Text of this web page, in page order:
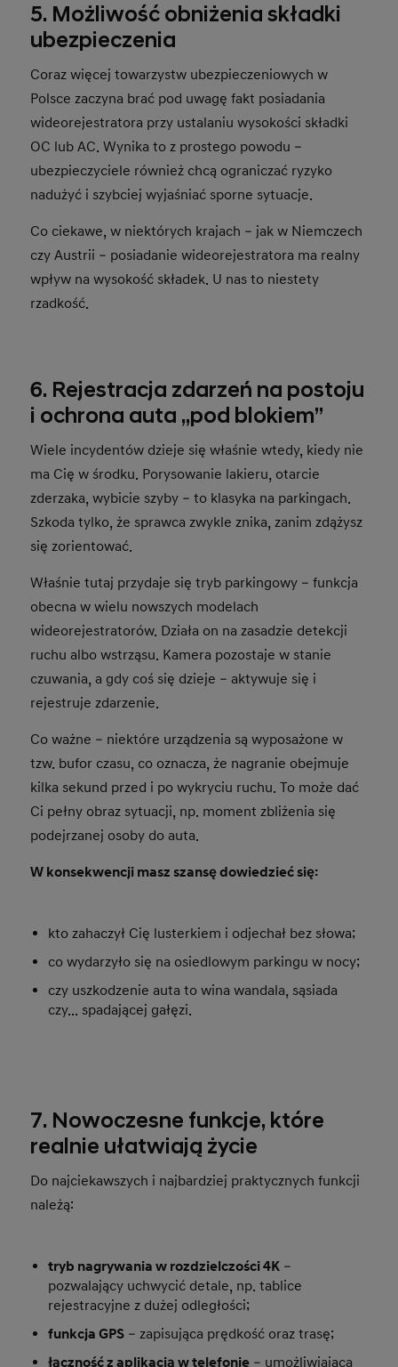
5. Możliwość obniżenia składki
ubezpieczenia
Coraz więcej towarzystw ubezpieczeniowych w
Polsce zaczyna brać pod uwagę fakt posiadania
wideorejestratora przy ustalaniu wysokości składki
OC lub AC. Wynika to z prostego powodu –
ubezpieczyciele również chcą ograniczać ryzyko
nadużyć i szybciej wyjaśniać sporne sytuacje.
Co ciekawe, w niektórych krajach – jak w Niemczech
czy Austrii – posiadanie wideorejestratora ma realny
wpływ na wysokość składek. U nas to niestety
rzadkość.
6. Rejestracja zdarzeń na postoju
i ochrona auta „pod blokiem”
Wiele incydentów dzieje się właśnie wtedy, kiedy nie
ma Cię w środku. Porysowanie lakieru, otarcie
zderzaka, wybicie szyby – to klasyka na parkingach.
Szkoda tylko, że sprawca zwykle znika, zanim zdążysz
się zorientować.
Właśnie tutaj przydaje się tryb parkingowy – funkcja
obecna w wielu nowszych modelach
wideorejestratorów. Działa on na zasadzie detekcji
ruchu albo wstrząsu. Kamera pozostaje w stanie
czuwania, a gdy coś się dzieje – aktywuje się i
rejestruje zdarzenie.
Co ważne – niektóre urządzenia są wyposażone w
tzw. bufor czasu, co oznacza, że nagranie obejmuje
kilka sekund przed i po wykryciu ruchu. To może dać
Ci pełny obraz sytuacji, np. moment zbliżenia się
podejrzanej osoby do auta.
W konsekwencji masz szansę dowiedzieć się:
kto zahaczył Cię lusterkiem i odjechał bez słowa;
co wydarzyło się na osiedlowym parkingu w nocy;
czy uszkodzenie auta to wina wandala, sąsiada
czy... spadającej gałęzi.
7. Nowoczesne funkcje, które
realnie ułatwiają życie
Do najciekawszych i najbardziej praktycznych funkcji
należą:
tryb nagrywania w rozdzielczości 4K –
pozwalający uchwycić detale, np. tablice
rejestracyjne z dużej odległości;
funkcja GPS – zapisująca prędkość oraz trasę;
łączność z aplikacją w telefonie – umożliwiająca